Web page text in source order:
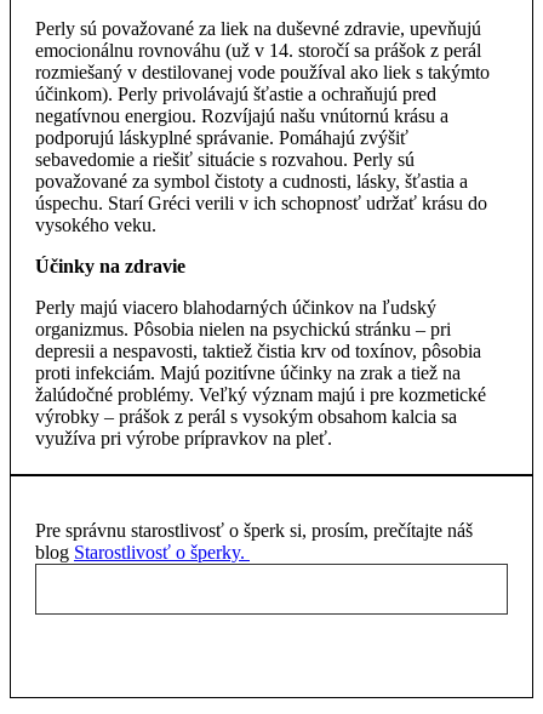
Perly sú považované za liek na duševné zdravie, upevňujú
emocionálnu rovnováhu (už v 14. storočí sa prášok z perál
rozmiešaný v destilovanej vode používal ako liek s takýmto
účinkom). Perly privolávajú šťastie a ochraňujú pred
negatívnou energiou. Rozvíjajú našu vnútornú krásu a
podporujú láskyplné správanie. Pomáhajú zvýšiť
sebavedomie a riešiť situácie s rozvahou. Perly sú
považované za symbol čistoty a cudnosti, lásky, šťastia a
úspechu. Starí Gréci verili v ich schopnosť udržať krásu do
vysokého veku.
Účinky na zdravie
Perly majú viacero blahodarných účinkov na ľudský
organizmus. Pôsobia nielen na psychickú stránku – pri
depresii a nespavosti, taktiež čistia krv od toxínov, pôsobia
proti infekciám. Majú pozitívne účinky na zrak a tiež na
žalúdočné problémy. Veľký význam majú i pre kozmetické
výrobky – prášok z perál s vysokým obsahom kalcia sa
využíva pri výrobe prípravkov na pleť.
Pre správnu starostlivosť o šperk si, prosím, prečítajte náš
blog Starostlivosť o šperky.